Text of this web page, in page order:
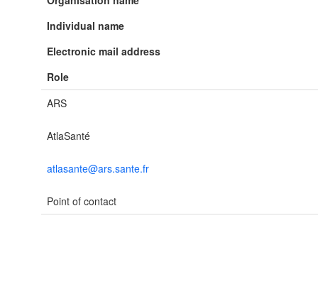
Individual name
Electronic mail address
Role
ARS
AtlaSanté
atlasante@ars.sante.fr
Point of contact